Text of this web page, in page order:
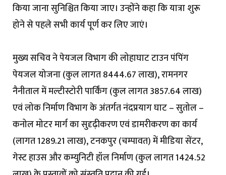
किया जाना सुनिश्चित किया जाए। उन्होंने कहा कि यात्रा शुरू
होने से पहले सभी कार्य पूर्ण कर लिए जाएं।
मुख्य सचिव ने पेयजल विभाग की लोहाघाट टाउन पंपिंग
पेयजल योजना (कुल लागत 8444.67 लाख), रामनगर
नैनीताल में मल्टीस्टोरी पार्किंग (कुल लागत 3857.64 लाख)
एवं लोक निर्माण विभाग के अंतर्गत नंदप्रयाग घाट – सुतोल –
कनोल मोटर मार्ग का सुदृढ़ीकरण एवं डामरीकरण का कार्य
(लागत 1289.21 लाख), टनकपुर (चम्पावत) में मीडिया सेंटर,
गेस्ट हाउस और कम्युनिटी हॉल निर्माण (कुल लागत 1424.52